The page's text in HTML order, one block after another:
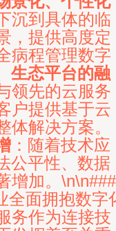
沉到具体的临
，提供高度定
病程管理数字
生态平台的融
领先的云服务
户提供基于云
解决方案。
：随着技术应
公平性、数据
增加。\n\n###
全面拥抱数字
务作为连接技